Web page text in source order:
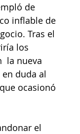
de
inflable de
Tras el
los
la nueva
duda al
ocasionó
el